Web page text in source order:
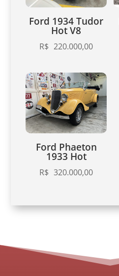
Ford 1934 Tudor
Hot V8
R$ 220.000,00
Ford Phaeton
1933 Hot
R$ 320.000,00